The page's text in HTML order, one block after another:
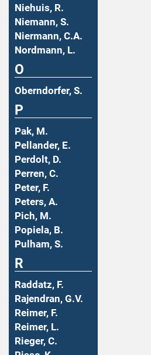
Niehuis, R.
Niemann, S.
Niermann, C.A.
Nordmann, L.
O
Oberndorfer, S.
P
Pak, M.
Pellander, E.
Perdolt, D.
Perren, C.
Peter, F.
Peters, A.
Pich, M.
Popiela, B.
Pulham, S.
R
Raddatz, F.
Rajendran, G.V.
Reimer, F.
Reimer, L.
Rieger, C.